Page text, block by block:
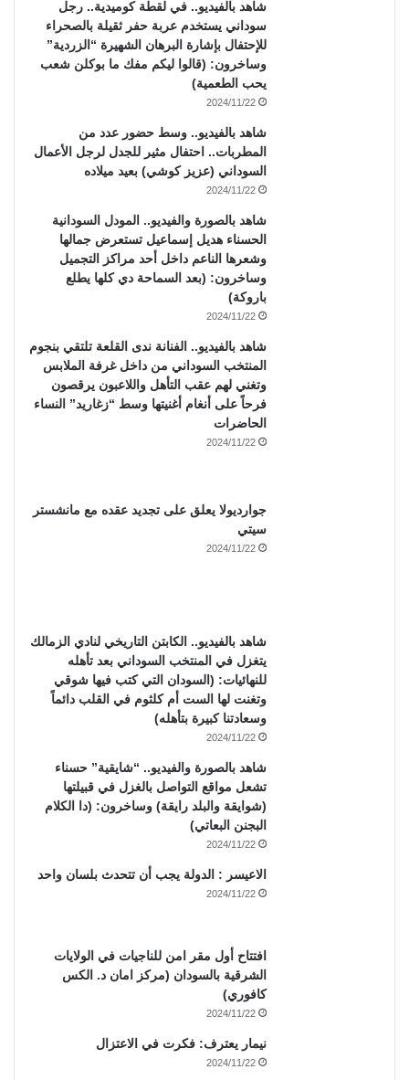
شاهد بالفيديو.. في لقطة كوميدية.. رجل
سوداني يستخدم عربة حفر ثقيلة بالصحراء
للإحتفال بإشارة البرهان الشهيرة “الزردية”
وساخرون: (قالوا ليكم مفك ما بوكلن شعب
يحب الطعمية)
2024/11/22
شاهد بالفيديو.. وسط حضور عدد من
المطربات.. احتفال مثير للجدل لرجل الأعمال
السوداني (عزيز كوشي) بعيد ميلاده
2024/11/22
شاهد بالصورة والفيديو.. المودل السودانية
الحسناء هديل إسماعيل تستعرض جمالها
وشعرها الناعم داخل أحد مراكز التجميل
وساخرون: (بعد السماحة دي كلها يطلع
باروكة)
2024/11/22
شاهد بالفيديو.. الفنانة ندى القلعة تلتقي بنجوم
المنتخب السوداني من داخل غرفة الملابس
وتغني لهم عقب التأهل واللاعبون يرقصون
فرحاً على أنغام أغنيتها وسط “زغاريد” النساء
الحاضرات
2024/11/22
جوارديولا يعلق على تجديد عقده مع مانشستر
سيتي
2024/11/22
شاهد بالفيديو.. الكابتن التاريخي لنادي الزمالك
يتغزل في المنتخب السوداني بعد تأهله
للنهائيات: (السودان التي كتب فيها شوقي
وتغنت لها الست أم كلثوم في القلب دائماً
وسعادتنا كبيرة بتأهله)
2024/11/22
شاهد بالصورة والفيديو.. “شايقية” حسناء
تشعل مواقع التواصل بالغزل في قبيلتها
(شوايقة والبلد رايقة) وساخرون: (دا الكلام
البجنن البعاتي)
2024/11/22
الاعيسر : الدولة يجب أن تتحدث بلسان واحد
2024/11/22
افتتاح أول مقر امن للناجيات في الولايات
الشرقية بالسودان (مركز امان د. الكس
كافوري)
2024/11/22
نيمار يعترف: فكرت في الاعتزال
2024/11/22